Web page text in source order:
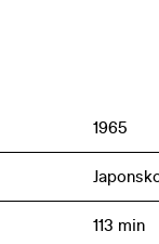
1965
113 min